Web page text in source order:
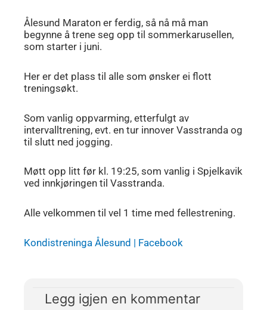
Ålesund Maraton er ferdig, så nå må man
begynne å trene seg opp til sommerkarusellen,
som starter i juni.
Her er det plass til alle som ønsker ei flott
treningsøkt.
Som vanlig oppvarming, etterfulgt av
intervalltrening, evt. en tur innover Vasstranda og
til slutt ned jogging.
Møtt opp litt før kl. 19:25, som vanlig i Spjelkavik
ved innkjøringen til Vasstranda.
Alle velkommen til vel 1 time med fellestrening.
Kondistreninga Ålesund | Facebook
Legg igjen en kommentar